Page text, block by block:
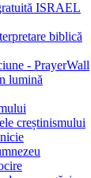
ISRAEL
biblică
- PrayerWall
lumină
creștinismului